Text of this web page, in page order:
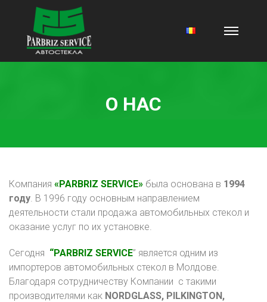
О НАС
Компания «PARBRIZ SERVICE» была основана в 1994
году. В 1996 году основным направлением
деятельности стали продажа автомобильных стекол и
оказание услуг по их установке.
Сегодня “PARBRIZ SERVICE” является одним из
импортеров автомобильных стекол в Молдове.
Благодаря сотрудничеству Компании с такими
производителями как NORDGLASS, PILKINGTON,